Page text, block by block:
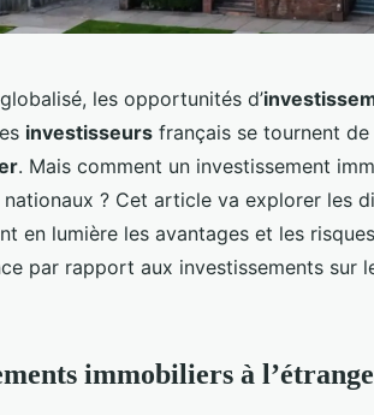
les opportunités d’
investisseurs français se tournent
. Mais comment un investissement
? Cet article va explorer les
en lumière les avantages et les
par rapport aux investissements sur
immobiliers à